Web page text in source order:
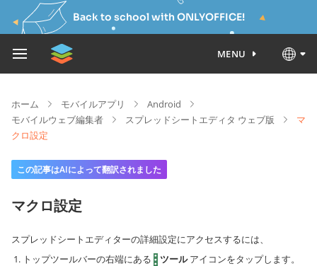
Back to school with ONLYOFFICE!
MENU
ホーム モバイルアプリ
Android
モバイルウェブ編集者
スプレッドシートエディタ ウェブ版
マ
クロ設定
この記事はAIによって翻訳されました
マクロ設定
スプレッドシートエディターの詳細設定にアクセスするには、
トップツールバーの右端にある
ツールアイコンをタップします。